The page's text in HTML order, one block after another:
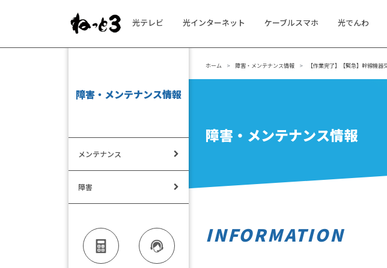
メインナビゲーション
光テレビ 光インターネット ケーブルスマホ 光でんわ
ホーム 障害・メンテナンス情報 【作業完了】【緊急】幹線機
障害・メンテナンス情報
INFORMATION
障害・メンテナンス情報
メンテナンス
障害